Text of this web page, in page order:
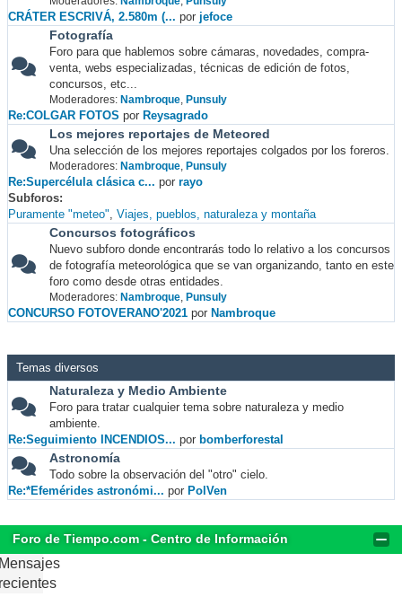
CRÁTER ESCRIVÁ, 2.580m (... por jefoce
Fotografía
Foro para que hablemos sobre cámaras, novedades, compra-
venta, webs especializadas, técnicas de edición de fotos,
concursos, etc...
Moderadores: Nambroque, Punsuly
Re:COLGAR FOTOS por Reysagrado
Los mejores reportajes de Meteored
Una selección de los mejores reportajes colgados por los foreros.
Moderadores: Nambroque, Punsuly
Re:Supercélula clásica c... por rayo
Subforos
Puramente "meteo" Viajes, pueblos, naturaleza y montaña
Concursos fotográficos
Nuevo subforo donde encontrarás todo lo relativo a los concursos
de fotografía meteorológica que se van organizando, tanto en este
foro como desde otras entidades.
Moderadores: Nambroque, Punsuly
CONCURSO FOTOVERANO'2021 por Nambroque
Temas diversos
Naturaleza y Medio Ambiente
Foro para tratar cualquier tema sobre naturaleza y medio
ambiente.
Re:Seguimiento INCENDIOS... por bomberforestal
Astronomía
Todo sobre la observación del "otro" cielo.
Re:*Efemérides astronómi... por PolVen
Foro de Tiempo.com - Centro de Información